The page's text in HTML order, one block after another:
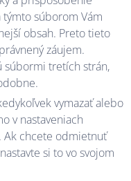
súborom Vám
obsah. Preto tieto
záujem.
súbormi tretích strán,
vymazať alebo
v nastaveniach
Ak chcete odmietnuť
si to vo svojom